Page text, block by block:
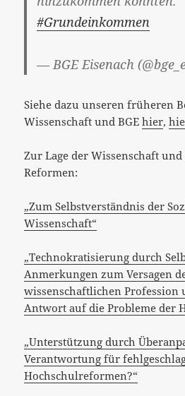
#Grundeinkommen
— BGE Eisenach
Siehe dazu unseren früheren
Wissenschaft und BGEhier,
Zur Lage der Wissenschaft
Reformen:
„Zum Selbstverständnis der
Wissenschaft“
„Technokratisierung durch
Anmerkungen zum Versagen
wissenschaftlichen Profession
Antwort auf die Probleme der
„Unterstützung durch
Verantwortung für
Hochschulreformen?“